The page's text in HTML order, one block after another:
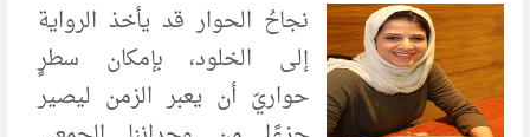
نجاحُ الحوار قد يأخذ الرواية
إلى الخلود، بإمكان سطرٍ
حواريّ أن يعبر الزمن ليصير